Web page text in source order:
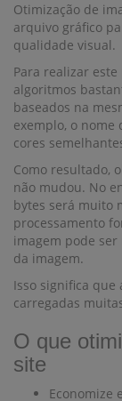
Otimização de
arquivo gráfico
qualidade visual.
Para realizar
algoritmos
baseados na
exemplo, o nome
cores
Como resultado,
não mudou. No
bytes será muito
processamento
imagem pode
da imagem.
Isso significa que
carregadas
O que
site
Economize